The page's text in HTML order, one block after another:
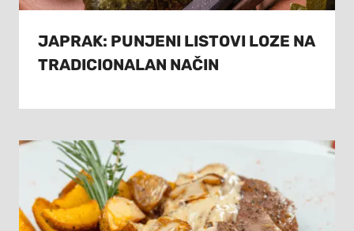
JAPRAK: PUNJENI LISTOVI LOZE NA
TRADICIONALAN NAČIN